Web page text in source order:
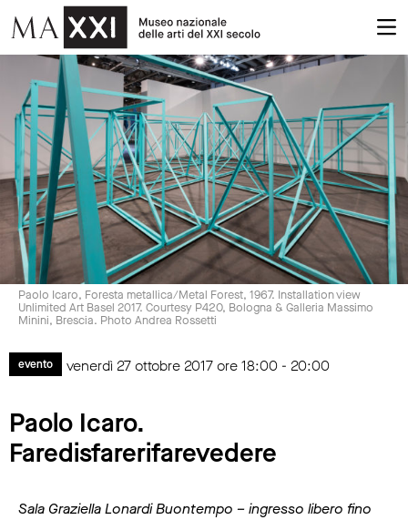
Paolo Icaro, Foresta metallica/Metal Forest, 1967. Installation view
Unlimited Art Basel 2017. Courtesy P420, Bologna & Galleria Massimo
Minini, Brescia. Photo Andrea Rossetti
evento venerdì 27 ottobre 2017 ore 18:00 - 20:00
Paolo Icaro.
Faredisfarerifarevedere
Sala Graziella Lonardi Buontempo – ingresso libero fino